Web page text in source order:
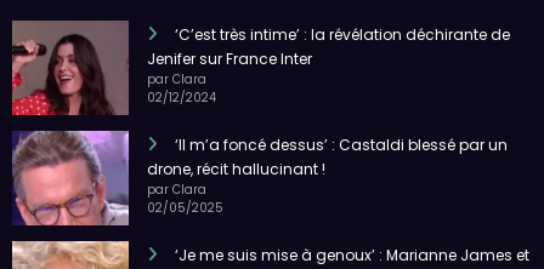
‘C’est très intime’ : la révélation déchirante de
Jenifer sur France Inter
par Clara
02/12/2024
‘Il m’a foncé dessus’ : Castaldi blessé par un
drone, récit hallucinant !
par Clara
02/05/2025
‘Je me suis mise à genoux’ : Marianne James et